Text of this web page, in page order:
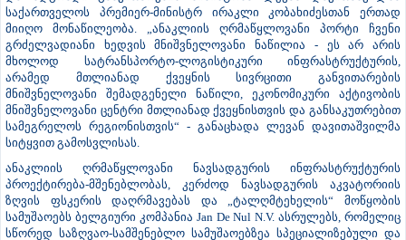
გემების მიღებას“
22-10-2024
ანაკლიის ღრმაწყლოვანი ნავსადგურის საზღვაო
ინფრასტრუქტურის პროექტირება-მშენებლობის დაწყების
აღსანიშნავ ღონისძიებაში პირველმა ვიცე-პრემიერმა, ეკონომიკისა
და მდგრადი განვითარების მინისტრმა ლევან დავითაშვილმა
საქართველოს პრემიერ-მინისტრ ირაკლი კობახიძესთან ერთად
მიიღო მონაწილეობა. „ანაკლიის ღრმაწყლოვანი პორტი ჩვენი
გრძელვადიანი ხედვის მნიშვნელოვანი ნაწილია - ეს არ არის
მხოლოდ სატრანსპორტო-ლოგისტიკური ინფრასტრუქტურის,
არამედ მთლიანად ქვეყნის სივრცითი განვითარების
მნიშვნელოვანი შემადგენელი ნაწილი, ეკონომიკური აქტივობის
მნიშვნელოვანი ცენტრი მთლიანად ქვეყნისთვის და განსაკუთრებით